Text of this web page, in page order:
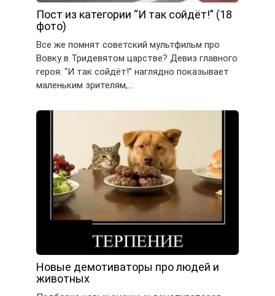
Пост из категории “И так сойдёт!” (18
фото)
Все же помнят советский мультфильм про
Вовку в Тридевятом царстве? Девиз главного
героя: “И так сойдёт!” наглядно показывает
маленьким зрителям,…
Новые демотиваторы про людей и
животных